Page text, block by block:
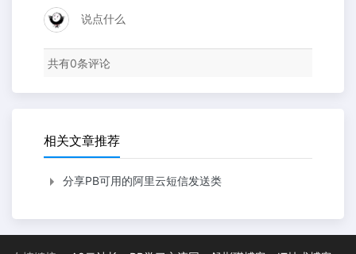
说点什么
共有0条评论
相关文章推荐
分享PB可用的阿里云短信发送类